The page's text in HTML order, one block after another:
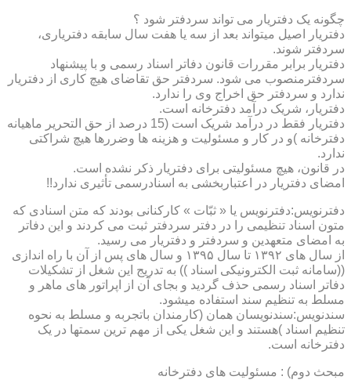
چگونه یک دفتریار می تواند سردفتر شود ؟
دفتریار اصیل میتواند بعد از سه یا هفت سال سابقه دفتریاری،
سردفتر شوند.
دفتریار برابر مقررات قانون دفاتر اسناد رسمی و با پیشنهاد
سردفترمنصوب می شود. سردفتر حق تقاضای هیچ کاری از دفتریار
ندارد و سردفتر حق اخراج وی را ندارد.
دفتریار، شریک درآمد دفترخانه است.
دفتریار فقط در درآمد شریک است (15 درصد از حق التحریر ماهیانه
دفترخانه )و در کار و مسئولیت و هزینه ها وضررها هیچ شراکتی
ندارد.
در قانون، هیچ مسئولیتی برای دفتریار ذکر نشده است.
امضای دفتریار در اعتباربخشی به اسنادرسمی تأثیری ندارد!!
دفترنویس:دفترنویس یا « ثبّات » کارکنانی بودند که متن اسنادی که
متون اسناد تنظیمی را در دفتر سردفتر ثبت می کردند و این دفاتر
به امضای متعهدین و سردفتر و دفتریار می رسید.
از سال های ۱۳۹۲ تا سال ۱۳۹۵ و سال های پس از آن با راه اندازی
((سامانه ثبت الکترونیکی اسناد )) به تدریج این شغل از تشکیلات
دفاتر اسناد رسمی حذف گردید و بجای آن از اپراتور های ماهر و
مسلط به تنظیم سند استفاده میشود.
سندنویس:سندنویسان همان (کارمندان باتجربه و مسلط به نحوه
تنظیم اسناد )هستند و این شغل یکی از مهم ترین سمتها در یک
دفترخانه است.
مبحث دوم) : مسئولیت های دفترخانه